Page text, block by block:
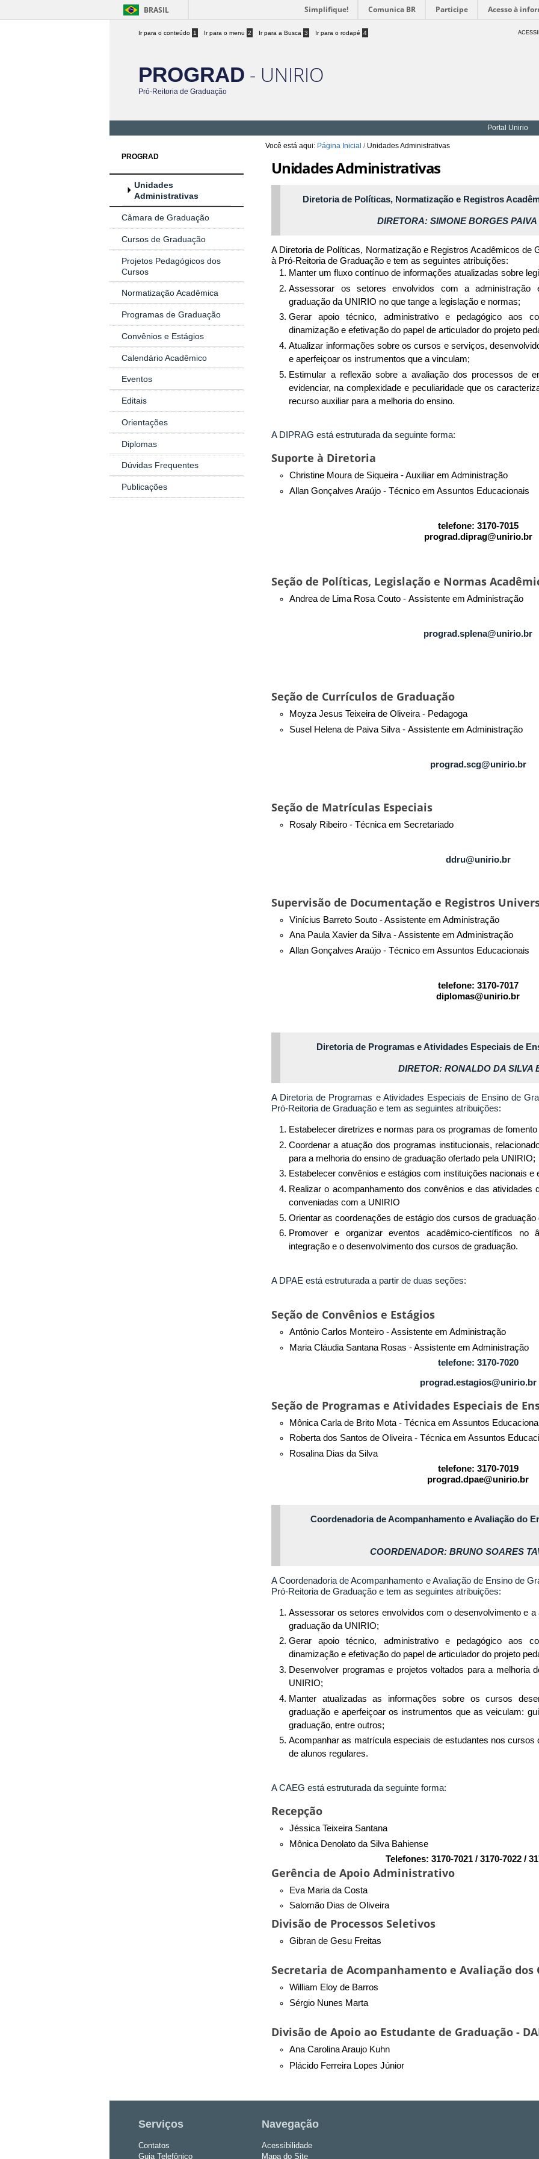
BRASIL Simplifique! Comunica BR Participe Acesso à
Ir para o conteúdo 1 Ir para o menu 2 Ir para a Busca 3 Ir para o rodapé 4
PROGRAD - UNIRIO
Pró-Reitoria de Graduação
Portal Unirio
Você está aqui: Página Inicial / Unidades Administrativas
Unidades Administrativas
Diretoria de Políticas, Normatização e Registros
DIRETORA: SIMONE BORGES
A Diretoria de Políticas, Normatização e Registros Acadêmicos de
à Pró-Reitoria de Graduação e tem as seguintes atribuições:
Manter um fluxo contínuo de informações atualizadas sobre
Assessorar os setores envolvidos com a administração
graduação da UNIRIO no que tange a legislação e normas;
Gerar apoio técnico, administrativo e pedagógico aos
dinamização e efetivação do papel de articulador do projeto
Atualizar informações sobre os cursos e serviços,
e aperfeiçoar os instrumentos que a vinculam;
Estimular a reflexão sobre a avaliação dos processos de
evidenciar, na complexidade e peculiaridade que os
recurso auxiliar para a melhoria do ensino.
A DIPRAG está estruturada da seguinte forma:
Suporte à Diretoria
Christine Moura de Siqueira - Auxiliar em Administração
Allan Gonçalves Araújo - Técnico em Assuntos Educacionais
telefone: 3170-7015
prograd.diprag@unirio.br
Seção de Políticas, Legislação e Normas
Andrea de Lima Rosa Couto - Assistente em Administração
prograd.splena@unirio.br
Seção de Currículos de Graduação
Moyza Jesus Teixeira de Oliveira - Pedagoga
Susel Helena de Paiva Silva - Assistente em Administração
prograd.scg@unirio.br
Seção de Matrículas Especiais
Rosaly Ribeiro - Técnica em Secretariado
ddru@unirio.br
Supervisão de Documentação e Registros
Vinícius Barreto Souto - Assistente em Administração
Ana Paula Xavier da Silva - Assistente em Administração
Allan Gonçalves Araújo - Técnico em Assuntos Educacionais
telefone: 3170-7017
diplomas@unirio.br
Diretoria de Programas e Atividades Especiais de
DIRETOR: RONALDO DA SILVA
A Diretoria de Programas e Atividades Especiais de Ensino de
Pró-Reitoria de Graduação e tem as seguintes atribuições:
Estabelecer diretrizes e normas para os programas de
Coordenar a atuação dos programas institucionais,
para a melhoria do ensino de graduação ofertado pela UNIRIO;
Estabelecer convênios e estágios com instituições nacionais e
Realizar o acompanhamento dos convênios e das atividades
conveniadas com a UNIRIO
Orientar as coordenações de estágio dos cursos de
Promover e organizar eventos acadêmico-científicos no
integração e o desenvolvimento dos cursos de graduação.
A DPAE está estruturada a partir de duas seções:
Seção de Convênios e Estágios
Antônio Carlos Monteiro - Assistente em Administração
Maria Cláudia Santana Rosas - Assistente em Administração
telefone: 3170-7020
prograd.estagios@unirio.br
Seção de Programas e Atividades Especiais de
Mônica Carla de Brito Mota - Técnica em Assuntos
Roberta dos Santos de Oliveira - Técnica em Assuntos
Rosalina Dias da Silva
telefone: 3170-7019
prograd.dpae@unirio.br
Coordenadoria de Acompanhamento e Avaliação do
COORDENADOR: BRUNO SOARES
A Coordenadoria de Acompanhamento e Avaliação de Ensino de
Pró-Reitoria de Graduação e tem as seguintes atribuições:
Assessorar os setores envolvidos com o desenvolvimento e
graduação da UNIRIO;
Gerar apoio técnico, administrativo e pedagógico aos
dinamização e efetivação do papel de articulador do projeto
Desenvolver programas e projetos voltados para a melhoria
UNIRIO;
Manter atualizadas as informações sobre os cursos
graduação e aperfeiçoar os instrumentos que as veiculam:
graduação, entre outros;
Acompanhar as matrícula especiais de estudantes nos
de alunos regulares.
A CAEG está estruturada da seguinte forma:
Recepção
Jéssica Teixeira Santana
Mônica Denolato da Silva Bahiense
Telefones: 3170-7021 / 3170-7022 /
Gerência de Apoio Administrativo
Eva Maria da Costa
Salomão Dias de Oliveira
Divisão de Processos Seletivos
Gibran de Gesu Freitas
Secretaria de Acompanhamento e Avaliação dos
William Eloy de Barros
Sérgio Nunes Marta
Divisão de Apoio ao Estudante de Graduação -
Ana Carolina Araujo Kuhn
Plácido Ferreira Lopes Júnior
PROGRAD
Unidades
Administrativas
Câmara de Graduação
Cursos de Graduação
Projetos Pedagógicos dos
Cursos
Normatização Acadêmica
Programas de Graduação
Convênios e Estágios
Calendário Acadêmico
Eventos
Editais
Orientações
Diplomas
Dúvidas Frequentes
Publicações
Serviços
Contatos
Guia Telefônico
Navegação
Acessibilidade
Mapa do Site